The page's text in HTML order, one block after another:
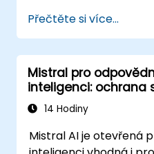
Přečtěte si více...
Mistral pro
inteligenci: ochrana
ukládání dat a
14 Hodiny
Mistral AI je otevřená